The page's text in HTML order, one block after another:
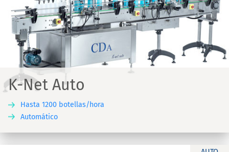
K-Net Auto
Hasta 1200 botellas/hora
Automático